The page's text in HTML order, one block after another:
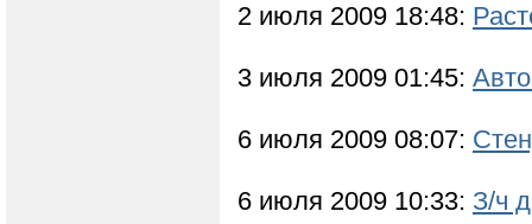
2 июля 2009 18:48:
3 июля 2009 01:45:
6 июля 2009 08:07:
6 июля 2009 10:33: З/ч